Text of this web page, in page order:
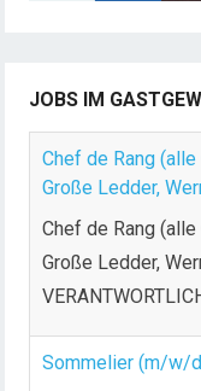
JOBS IM
Chef de Rang
Große Ledder,
Chef de Rang
Große Ledder,
Sommelier (m/w/